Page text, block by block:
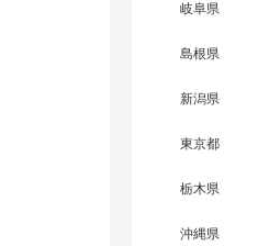
岐阜県
島根県
新潟県
東京都
栃木県
沖縄県